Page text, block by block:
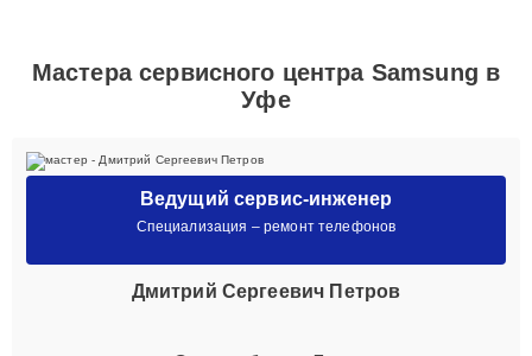
Мастера сервисного центра Samsung в
Уфе
Ведущий сервис-инженер
Специализация – ремонт телефонов
Дмитрий Сергеевич Петров